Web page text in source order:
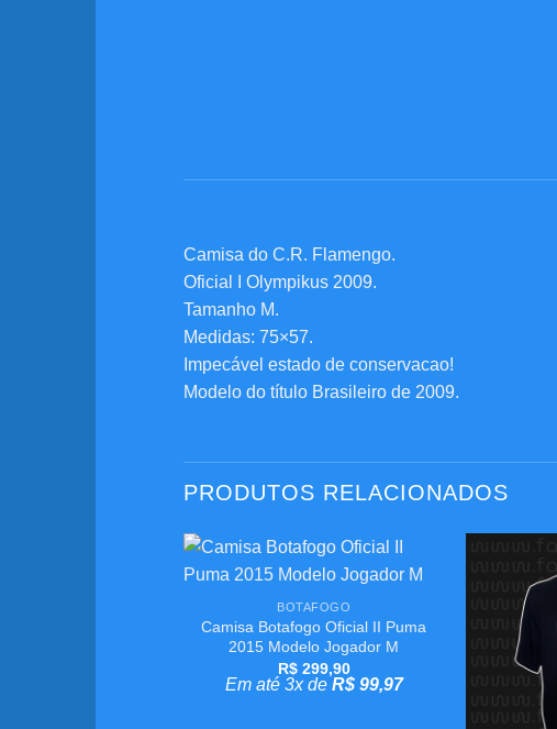
Camisa do C.R. Flamengo.
Oficial I Olympikus 2009.
Tamanho M.
Medidas: 75×57.
Impecável estado de conservacao!
Modelo do título Brasileiro de 2009.
PRODUTOS RELACIONADOS
meus
desejos
BOTAFOGO
Camisa Botafogo Oficial II Puma
2015 Modelo Jogador M
R$299,90
Em até 3x de R$99,97